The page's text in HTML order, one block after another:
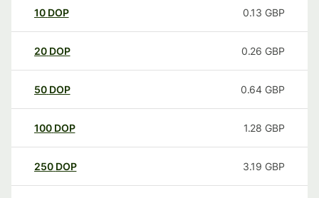
10 DOP 0.13 GBP
20 DOP 0.26 GBP
50 DOP 0.64 GBP
100 DOP 1.28 GBP
250 DOP 3.19 GBP